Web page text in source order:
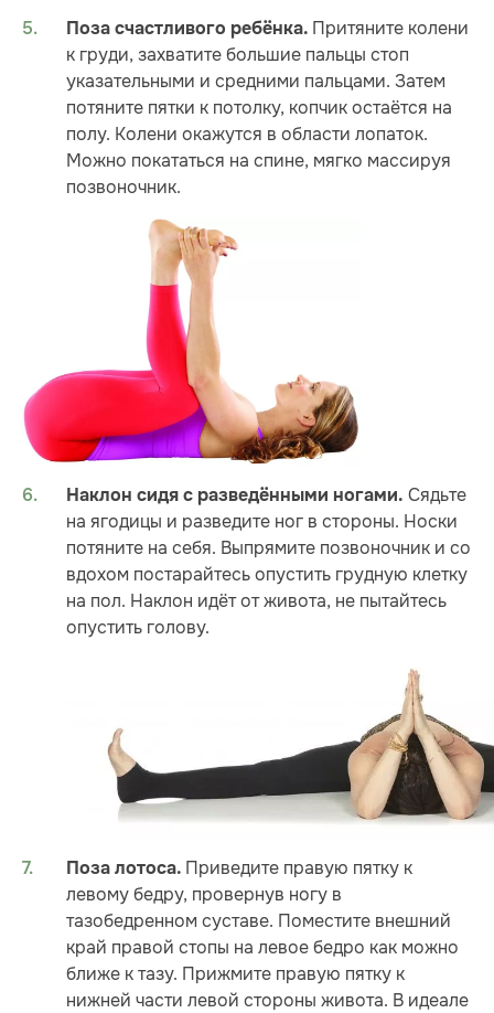
Поза счастливого ребёнка. Притяните колени
к груди, захватите большие пальцы стоп
указательными и средними пальцами. Затем
потяните пятки к потолку, копчик остаётся на
полу. Колени окажутся в области лопаток.
Можно покататься на спине, мягко массируя
позвоночник.
Наклон сидя с разведёнными ногами. Сядьте
на ягодицы и разведите ног в стороны. Носки
потяните на себя. Выпрямите позвоночник и со
вдохом постарайтесь опустить грудную клетку
на пол. Наклон идёт от живота, не пытайтесь
опустить голову.
Поза лотоса. Приведите правую пятку к
левому бедру, провернув ногу в
тазобедренном суставе. Поместите внешний
край правой стопы на левое бедро как можно
ближе к тазу. Прижмите правую пятку к
нижней части левой стороны живота. В идеале